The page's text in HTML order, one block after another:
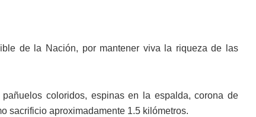
de la Nación, por mantener viva la riqueza de las
coloridos, espinas en la espalda, corona de
sacrificio aproximadamente 1.5 kilómetros.